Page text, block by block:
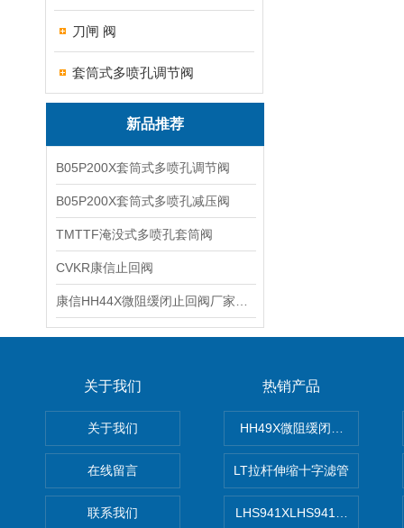
刀闸 阀
套筒式多喷孔调节阀
新品推荐
B05P200X套筒式多喷孔调节阀
B05P200X套筒式多喷孔减压阀
TMTTF淹没式多喷孔套筒阀
CVKR康信止回阀
关于我们
关于我们
在线留言
联系我们
热销产品
HH49X微阻缓闭蝶式止回阀
LT拉杆伸缩十字滤管
LHS941XLHS941X调压调流